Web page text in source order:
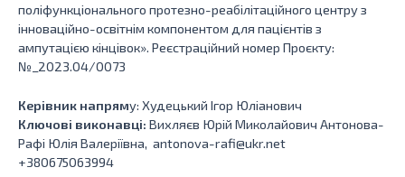
поліфункціонального протезно-реабілітаційного центру з
інноваційно-освітнім компонентом для пацієнтів з
ампутацією кінцівок». Реєстраційний номер Проєкту:
№_2023.04/0073
Керівник напряму: Худецький Ігор Юліанович
Ключові виконавці: Вихляєв Юрій Миколайович Антонова-
Рафі Юлія Валеріївна, antonova-rafi@ukr.net
+380675063994